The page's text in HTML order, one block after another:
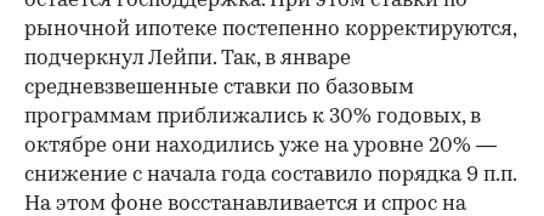
рыночной ипотеке постепенно корректируются,
подчеркнул Лейпи. Так, в январе
средневзвешенные ставки по базовым
программам приближались к 30% годовых, в
октябре они находились уже на уровне 20% —
снижение с начала года составило порядка 9 п.п.
На этом фоне восстанавливается и спрос на